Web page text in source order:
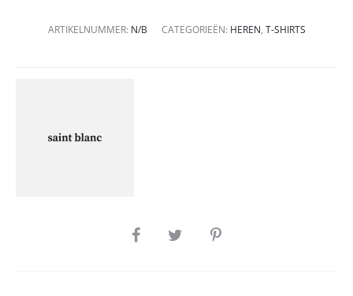
ARTIKELNUMMER: N/B CATEGORIEËN: HEREN, T-SHIRTS
SHARE